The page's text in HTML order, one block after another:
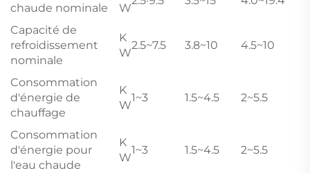
chaude nominale
W
Capacité de
refroidissement
nominale
K
W
2.5~7.5 3.8~10 4.5~10
Consommation
d'énergie de
chauffage
K
W
1~3 1.5~4.5 2~5.5
Consommation
d'énergie pour
l'eau chaude
K
W
1~3 1.5~4.5 2~5.5